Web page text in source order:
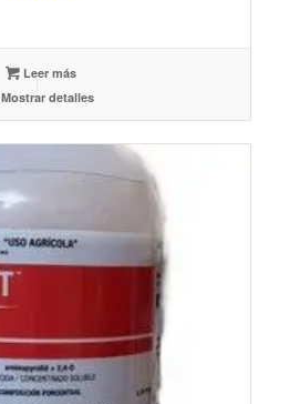
Leer más
Mostrar detalles